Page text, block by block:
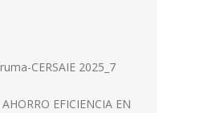
EFICIENCIA EN